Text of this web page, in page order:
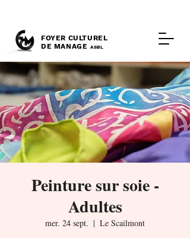
FOYER CULTUREL
DE MANAGE ASBL
Peinture sur soie -
Adultes
mer. 24 sept.
  |
Le Scailmont